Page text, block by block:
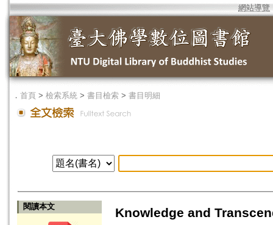
網站導覽
． 首頁 > 檢索系統 > 書目檢索 > 書目明細
閱讀本文
Knowledge and